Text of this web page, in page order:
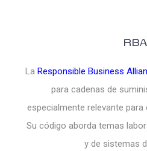
RBA
La Responsible Business
para cadenas de
especialmente relevante para
Su código aborda temas
y de sistemas